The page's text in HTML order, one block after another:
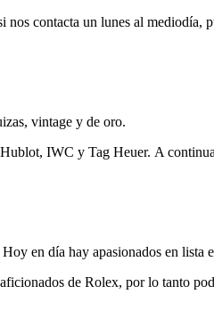
nos contacta un lunes al mediodía,
vintage y de oro.
IWC y Tag Heuer. A
en día hay apasionados en lista
de Rolex, por lo tanto